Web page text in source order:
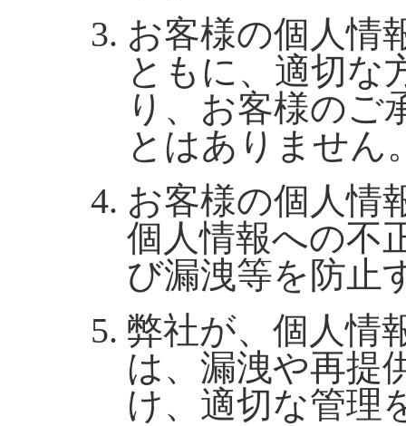
お客様の個人情
ともに、適切な
り、お客様のご
とはありません
お客様の個人情
個人情報への不
び漏洩等を防止
弊社が、個人情
は、漏洩や再提
け、適切な管理